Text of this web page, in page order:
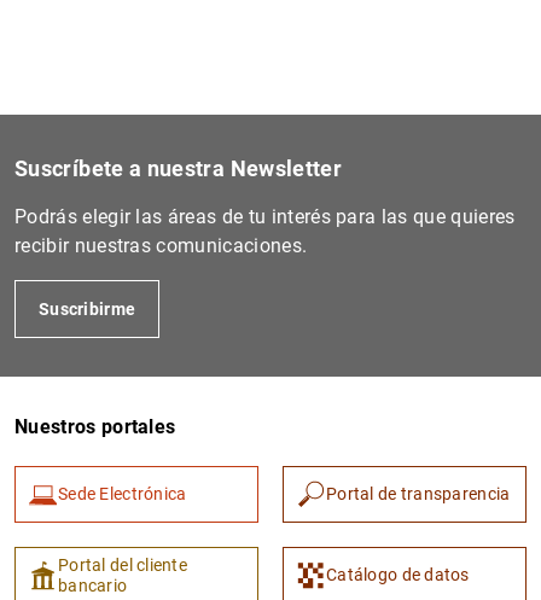
Suscríbete a nuestra Newsletter
Podrás elegir las áreas de tu interés para las que quieres
recibir nuestras comunicaciones.
Suscribirme
Nuestros portales
Sede Electrónica Portal de transparencia
Portal del cliente
bancario
Catálogo de datos